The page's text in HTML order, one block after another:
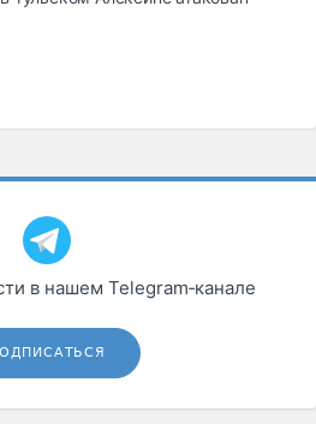
в нашем Telegram‑канале